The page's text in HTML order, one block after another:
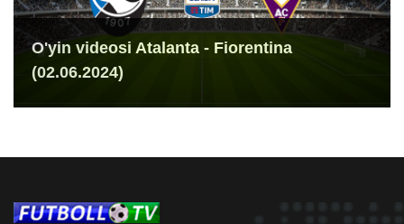
O'yin videosi Atalanta - Fiorentina
(02.06.2024)